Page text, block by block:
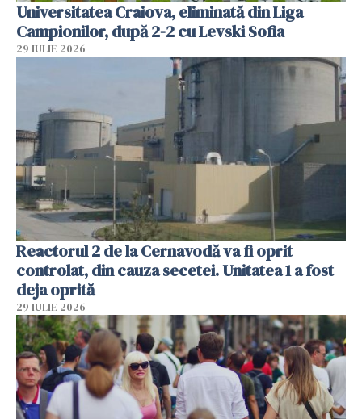
Universitatea Craiova, eliminată din Liga
Campionilor, după 2-2 cu Levski Sofia
29 IULIE 2026
Reactorul 2 de la Cernavodă va fi oprit
controlat, din cauza secetei. Unitatea 1 a fost
deja oprită
29 IULIE 2026